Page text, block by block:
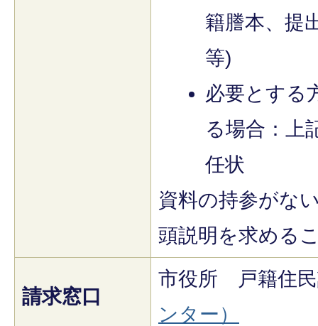
籍謄本、提
等)
必要とする
る場合：上
任状
資料の持参がな
頭説明を求める
請求窓口
市役所 戸籍住
ンター）